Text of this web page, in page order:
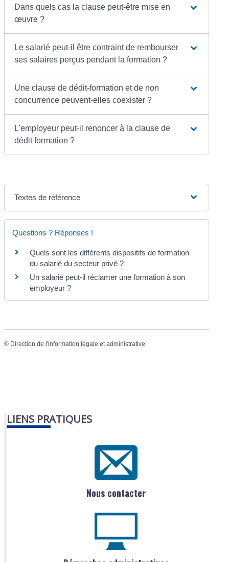
Dans quels cas la clause peut-être mise en
œuvre ?
Le salarié peut-il être contraint de rembourser
ses salaires perçus pendant la formation ?
Une clause de dédit-formation et de non
concurrence peuvent-elles coexister ?
L'employeur peut-il renoncer à la clause de
dédit formation ?
Textes de référence
Questions ? Réponses !
Quels sont les différents dispositifs de formation
du salarié du secteur privé ?
Un salarié peut-il réclamer une formation à son
employeur ?
© Direction de l'information légale et administrative
LIENS PRATIQUES
Nous contacter